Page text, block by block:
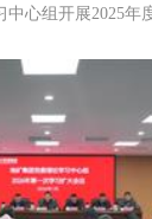
中心组开展2025年